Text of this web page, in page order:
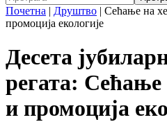
Почетна | Друштво | Сећање на
промоција екологије
Десета
регата: Сећање
и промоција